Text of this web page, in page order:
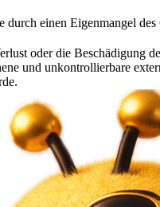
durch einen Eigenmangel
oder die Beschädigung
und unkontrollierbare